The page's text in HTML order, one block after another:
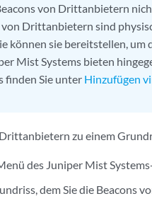
von Drittanbietern
von Drittanbietern sind
können sie bereitstellen,
Mist Systems bieten
finden Sie unter Hinzufügen
zu einem
des Juniper Mist
dem Sie die Beacons